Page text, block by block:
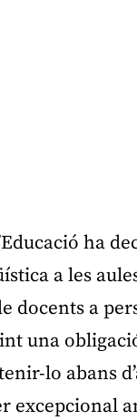
ha
a les
docents a
una
lo abans
excepcional